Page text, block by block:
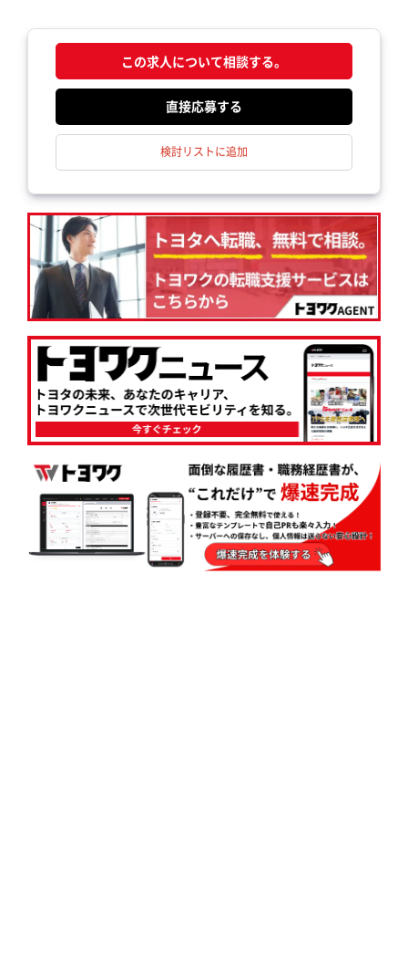
この求人について相談する。
応募する
検討リストに追加